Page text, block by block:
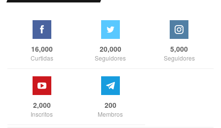
16,000
Curtidas
20,000
Seguidores
5,000
Seguidores
2,000
Inscritos
200
Membros